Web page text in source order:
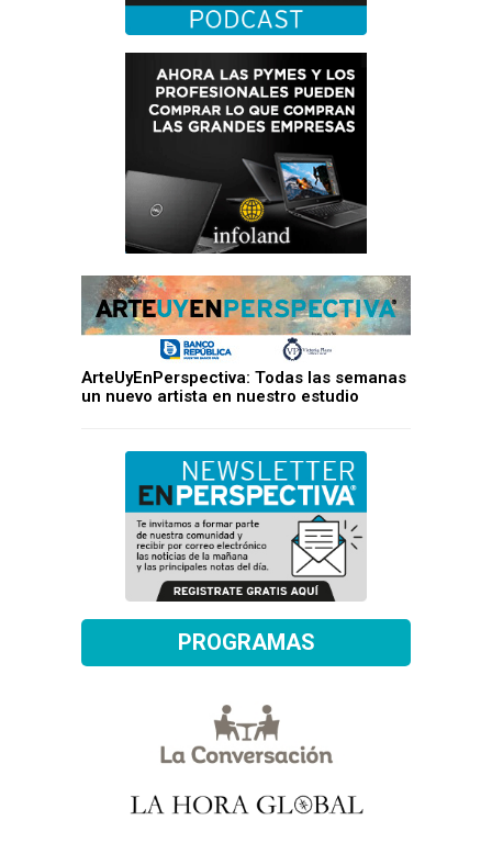
ArteUyEnPerspectiva: Todas las semanas
un nuevo artista en nuestro estudio
PROGRAMAS